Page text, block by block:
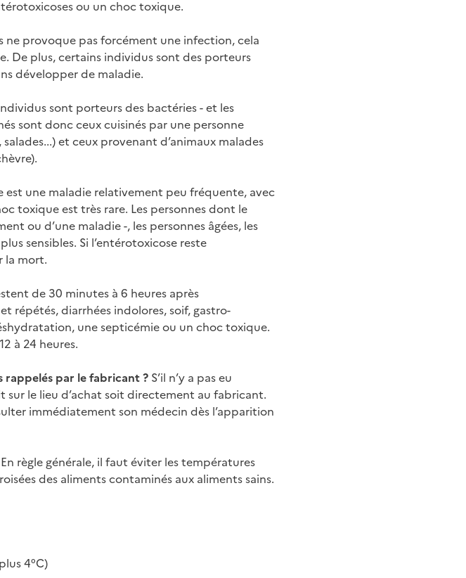
ou un choc toxique.
ne provoque pas forcément une infection, cela
De plus, certains individus sont des porteurs
développer de maladie.
sont porteurs des bactéries - et les
sont donc ceux cuisinés par une personne
et ceux provenant d’animaux malades
est une maladie relativement peu fréquente, avec
toxique est très rare. Les personnes dont le
ou d’une maladie -, les personnes âgées, les
sensibles. Si l’entérotoxicose reste
la mort.
de 30 minutes à 6 heures après
répétés, diarrhées indolores, soif, gastro-
une septicémie ou un choc toxique.
à 24 heures.
rappelés par le fabricant ? S’il n’y a pas eu
le lieu d’achat soit directement au fabricant.
immédiatement son médecin dès l’apparition
En règle générale, il faut éviter les températures
des aliments contaminés aux aliments sains.
4°C)